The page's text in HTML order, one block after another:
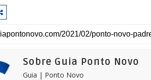
Sobre Guia Ponto Novo
Guia | Ponto Novo